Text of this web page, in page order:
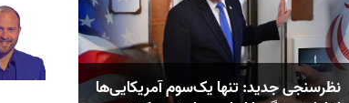
نظرسنجی جدید: تنها یک‌سوم آمریکایی‌ها